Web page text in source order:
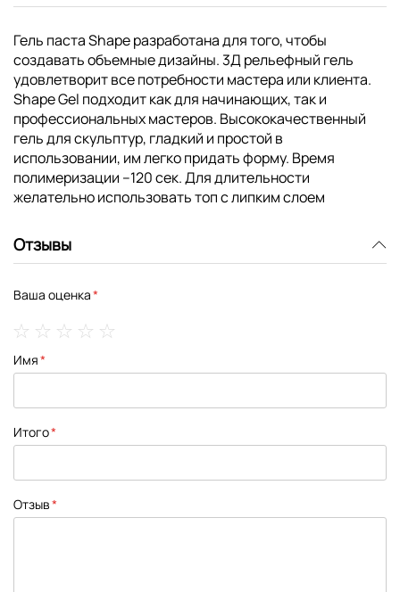
Гель паста Shape разработана для того, чтобы
создавать объемные дизайны. 3Д рельефный гель
удовлетворит все потребности мастера или клиента.
Shape Gel подходит как для начинающих, так и
профессиональных мастеров. Высококачественный
гель для скульптур, гладкий и простой в
использовании, им легко придать форму. Время
полимеризации –120 сек. Для длительности
желательно использовать топ с липким слоем
Отзывы
Ваша оценка
star
stars
stars
stars
stars
Имя
Итого
Отзыв